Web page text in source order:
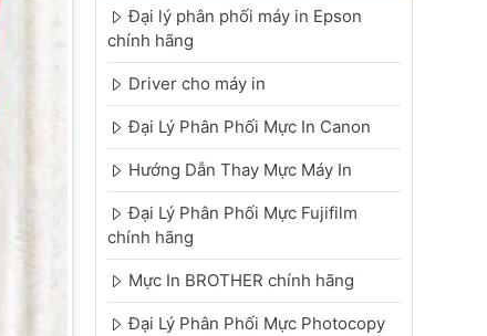
Đại lý phân phối máy in Epson
chính hãng
Driver cho máy in
Đại Lý Phân Phối Mực In Canon
Hướng Dẫn Thay Mực Máy In
Đại Lý Phân Phối Mực Fujifilm
chính hãng
Mực In BROTHER chính hãng
Đại Lý Phân Phối Mực Photocopy